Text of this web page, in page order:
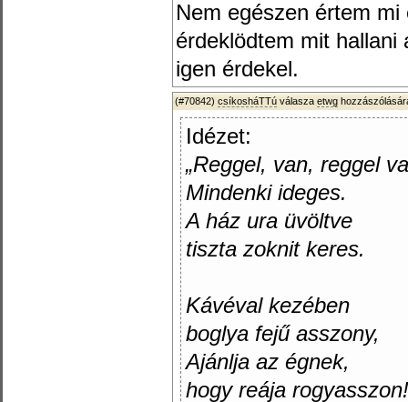
Nem egészen értem
érdeklödtem mit
igen érdekel.
(#70842) csíkosháTTú válasza etwg
Idézet:
„Reggel, van, reggel
Mindenki ideges.
A ház ura üvöltve
tiszta zoknit keres.
Kávéval kezében
boglya fejű asszony,
Ajánlja az égnek,
hogy reája